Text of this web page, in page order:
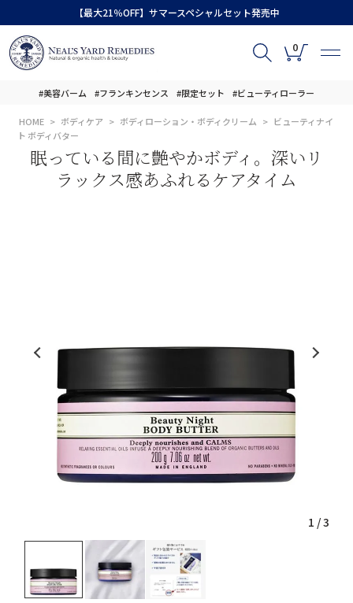
【最大21％OFF】サマースペシャルセット発売中
0
#美容バーム #フランキンセンス #限定セット #ビューティローラー
HOME ボディケア ボディローション・ボディクリーム
ビューティナイ
ト ボディバター
眠っている間に艶やかボディ。深いリ
ラックス感あふれるケアタイム
1 /3